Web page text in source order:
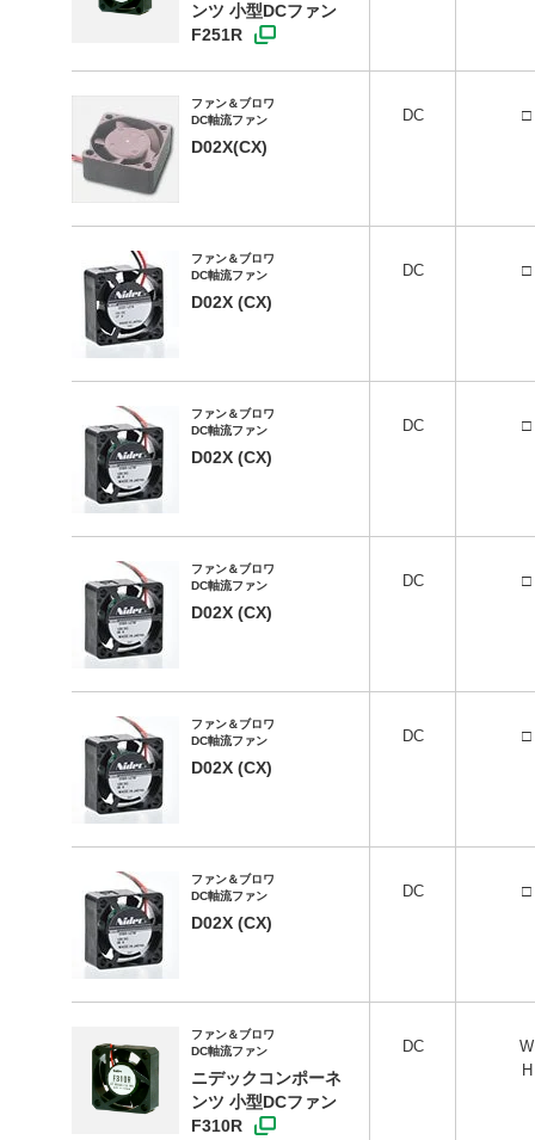
ンツ 小型DCファン
F251R
ファン＆ブロワ
DC軸流ファン
D02X(CX)
DC □
ファン＆ブロワ
DC軸流ファン
D02X (CX)
DC □
ファン＆ブロワ
DC軸流ファン
D02X (CX)
DC □
ファン＆ブロワ
DC軸流ファン
D02X (CX)
DC □
ファン＆ブロワ
DC軸流ファン
D02X (CX)
DC □
ファン＆ブロワ
DC軸流ファン
D02X (CX)
DC □
ファン＆ブロワ
DC軸流ファン
ニデックコンポーネ
ンツ 小型DCファン
F310R
DC
企業情報
サステナビリティ
採用情報
SNS公式アカウント
サイトマップ このサイトについて
Cookieポリシー
ソーシャルメディアポリシー
All Rights Reserved. Copyright(C) NIDEC CORPORATION